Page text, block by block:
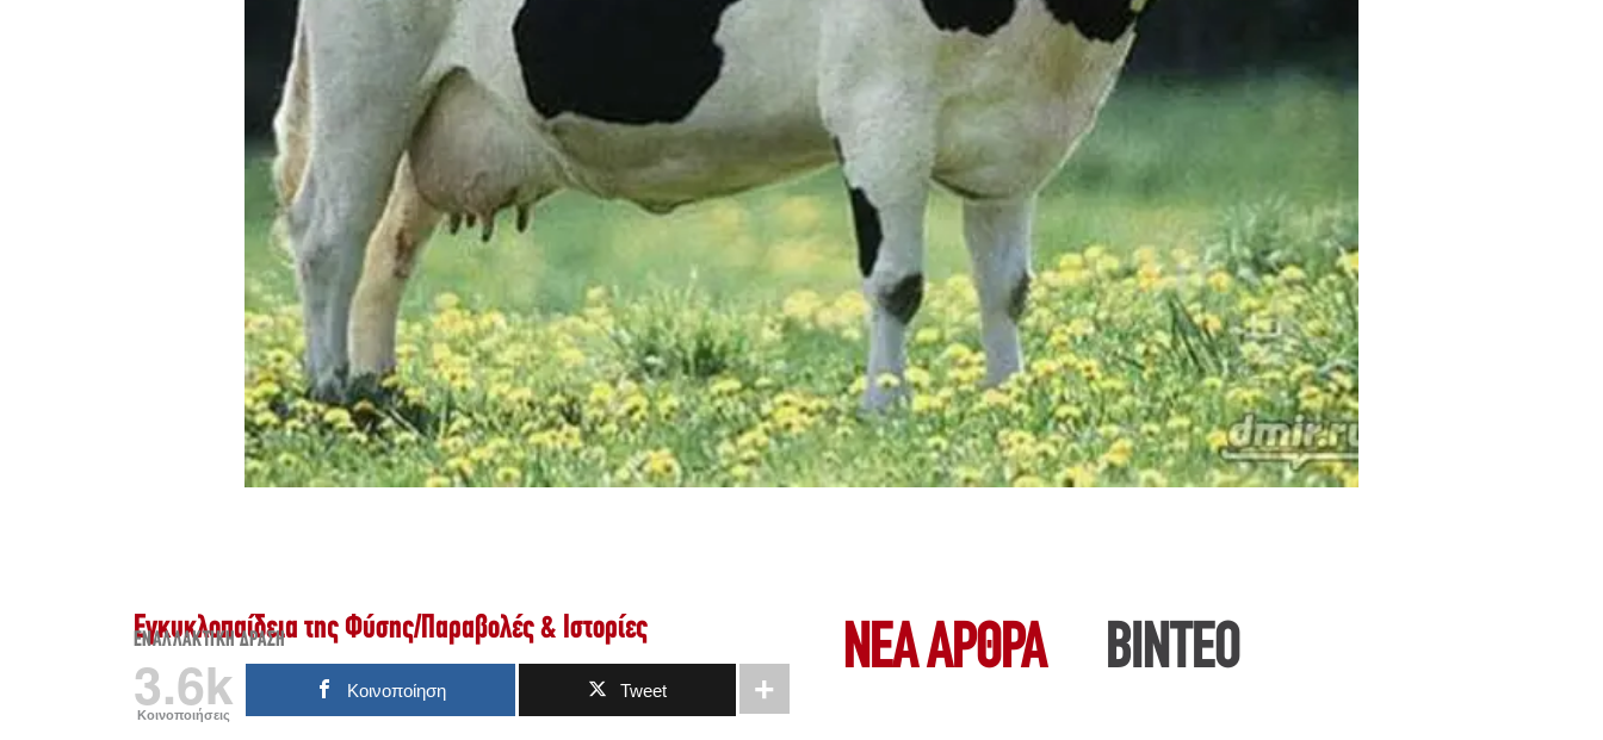
Εγκυκλοπαίδεια της Φύσης/Παραβολές & Ιστορίες
ΕΝΑΛΛΑΚΤΙΚΉ ΔΡΆΣΗ
3.6k
Κοινοποιήσεις
Κοινοποίηση Tweet
ΝΕΑ ΆΡΘΡΑ ΒΙΝΤΕΟ